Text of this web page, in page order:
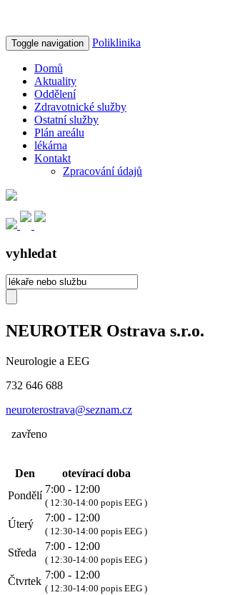
Toggle navigation Poliklinika
Domů
Aktuality
Oddělení
Zdravotnické služby
Ostatní služby
Plán areálu
lékárna
Kontakt
Zpracování údajů
vyhledat
NEUROTER Ostrava s.r.o.
Neurologie a EEG
732 646 688
neuroterostrava@seznam.cz
zavřeno
Den
otevírací doba
Pondělí
7:00 - 12:00
( 12:30-14:00 popis EEG )
Úterý
7:00 - 12:00
( 12:30-14:00 popis EEG )
Středa
7:00 - 12:00
( 12:30-14:00 popis EEG )
Čtvrtek
7:00 - 12:00
( 12:30-14:00 popis EEG )